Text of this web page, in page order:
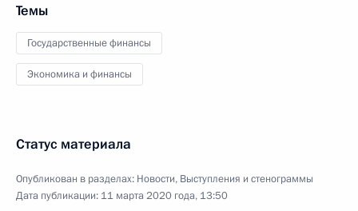
Темы
Государственные финансы
Экономика и финансы
Статус материала
Опубликован в разделах: Новости, Выступления и стенограммы
Дата публикации: 11 марта 2020 года, 13:50